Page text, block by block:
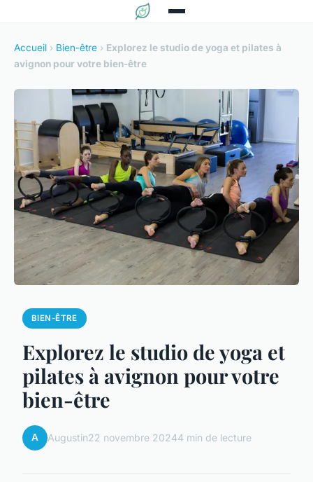
Accueil › Bien-être › Explorez le studio de yoga et pilates à
avignon pour votre bien-être
BIEN-ÊTRE
Explorez le studio de yoga et
pilates à avignon pour votre
bien-être
A Augustin22 novembre 20244 min de lecture